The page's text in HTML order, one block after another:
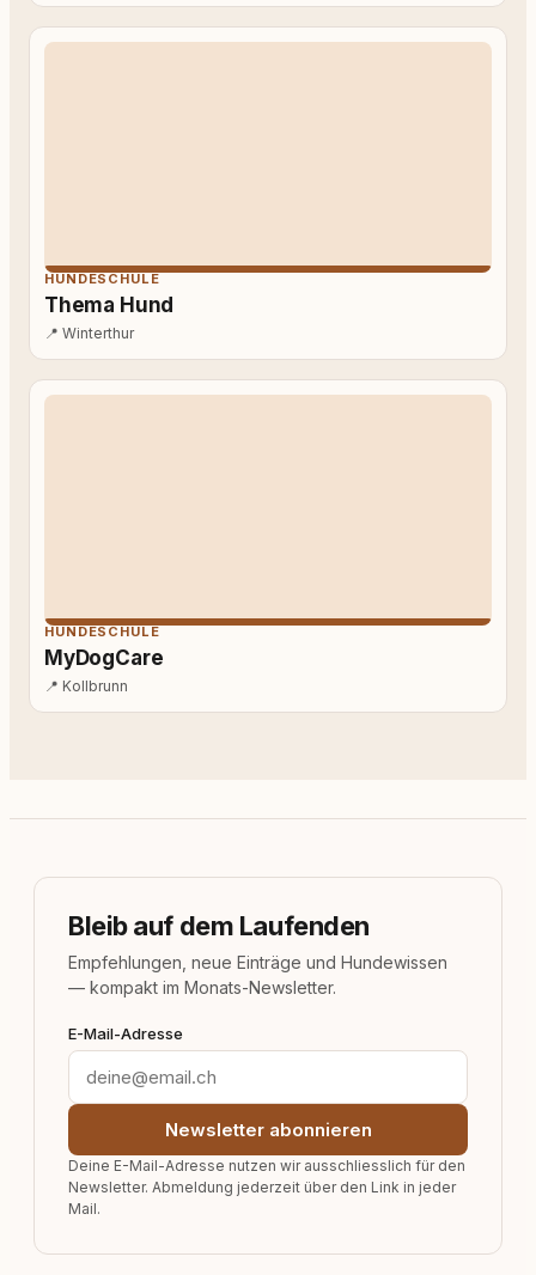
HUNDESCHULE
Thema Hund
📍 Winterthur
HUNDESCHULE
MyDogCare
📍 Kollbrunn
Bleib auf dem Laufenden
Empfehlungen, neue Einträge und Hundewissen
— kompakt im Monats-Newsletter.
E-Mail-Adresse
Newsletter abonnieren
Deine E-Mail-Adresse nutzen wir ausschliesslich für den
Newsletter. Abmeldung jederzeit über den Link in jeder
Mail.